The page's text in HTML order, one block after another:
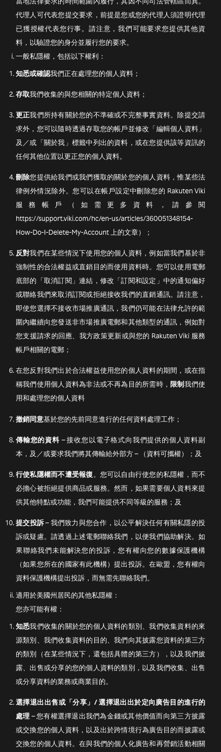
代理人可代表您提交要求，前提是您或您的代理人須證明代理
已獲授權代表您行事。請注意，我們可能要求您提供其他資
料，以驗證您的身分並履行您的要求。
一般私隱權，包括以下權利：
知悉或確認我們正在處理您的個人資料；
存取我們收集的與您相關的特定個人資料；
更正我們所持有關於您的不準確或不完整事實資料。除提交請
求外，您可以隨時透過存取您的帳戶並修改「編輯個人資料」
及／或「關於我」標籤中列出的資料，或在您提供該等資訊的
任何其他位置以更正您的個人資料。
刪除您提供給我們或我們獲取的關於您的個人資料，惟某些法
律例外情況除外。您可以在帳戶設定中刪除您的 Rakuten Viki
服務帳戶（如需更多資料，請參閱
https://support.viki.com/hc/en-us/articles/360051348154-
How-Do-I-Delete-My-Account 上的文章）；
反對我們在某些情況下使用您的個人資料，例如當我們基於非
強制性的合法權益或直銷目的而使用資料時。您可以使用電郵
底部的「取消訂閱」連結，修改「訂閱和設定」中的通知偏好
或聯絡我們來取消訂閱或拒絕接收我們的直銷通訊。請注意，
即使您選擇不接收市場推廣通訊，我們仍可能在法律允許的範
圍內繼續向您發送非市場推廣電郵和其他類型的通訊，例如對
您支援請求的回應、我方政策更新或與您的 Rakuten Viki 服務
帳戶相關的電郵；
在您反對我們出於合法權益使用您的個人資料的期間，或在指
稱我們使用個人資料為非法或不再為目的所需時， 限制我們使
用和處理您的個人資料
撤銷同意基於您的先前同意進行的任何資料處理工作；
傳輸您的資料– 接收您以電子格式向我們提供的個人資料副
本，及／或要求我們將其傳輸給外部方 – （資料可攜權）；及
行使私隱權而不遭受報復 。您可以自由行使您的私隱權，而不
必擔心被拒絕提供商品或服務。然而，如果需要個人資料來提
供其他特點或功能，我們可能提供不同等級的服務；及
提交投訴– 我們致力與您合作，以公平解決任何有關私隱的投
訴或疑慮。請透過上述電郵聯絡我們，以便我們協助解決。如
果聯絡我們未能解決您的投訴，您有權向您的數據保護機構
（如果您所在的國家有此機構）提出投訴。在歐盟，您有權向
資料保護機構提出投訴，而無需先聯絡我們。
適用於美國州居民的其他私隱權：
您亦可能有權：
知悉我們收集的關於您的個人資料的類別、我們收集資料的來
源類別、我們收集資料的目的、我們向其披露您資料的第三方
的類別（在某些情況下，還包括具體的第三方），以及我們披
露、出售或分享的您的個人資料的類別，以及我們收集、出售
或分享資料的業務或商業目的。
選擇退出出售或「分享」 /選擇退出出於定向廣告目的進行的
處理 – 您有權選擇退出我們為金錢或其他價值而向第三方披露
或交換您的個人資料，以及出於跨情境行為廣告目的而披露或
交換您的個人資料。在與我們的個人化廣告和再營銷活動相關